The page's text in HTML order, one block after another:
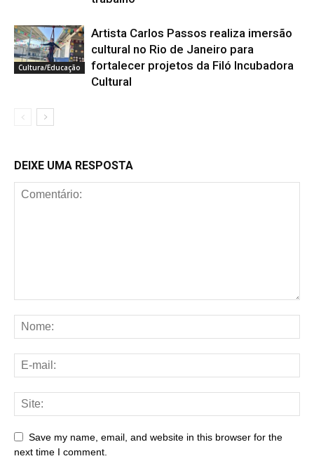
Cultura/Educação
cultural no Rio de Janeiro para
fortalecer projetos da Filó Incubadora
Cultural
next time I comment.